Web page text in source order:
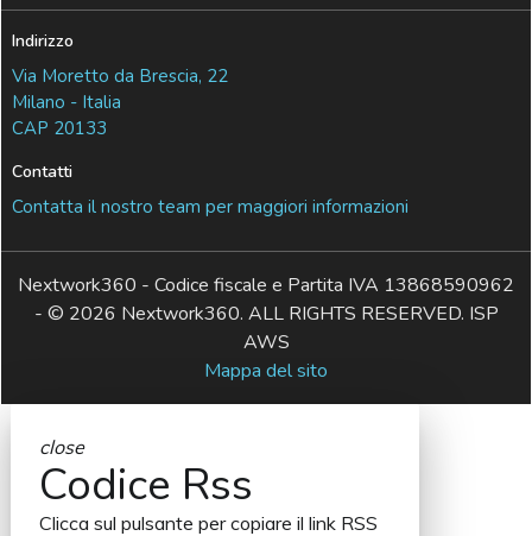
Indirizzo
Via Moretto da Brescia, 22
Milano - Italia
CAP 20133
Contatti
Contatta il nostro team per maggiori informazioni
Nextwork360 - Codice fiscale e Partita IVA 13868590962
- © 2026 Nextwork360. ALL RIGHTS RESERVED. ISP
AWS
Mappa del sito
close
Codice Rss
Clicca sul pulsante per copiare il link RSS